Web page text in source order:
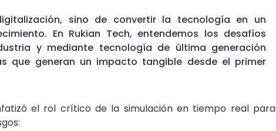
sino de convertir la tecnología en un
En Rukian Tech, entendemos los desafíos
y mediante tecnología de última generación
que generan un impacto tangible desde el primer
el rol crítico de la simulación en tiempo real para